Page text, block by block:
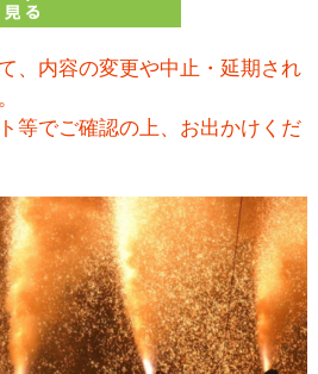
、内容の変更や中止・延期され
等でご確認の上、お出かけくだ